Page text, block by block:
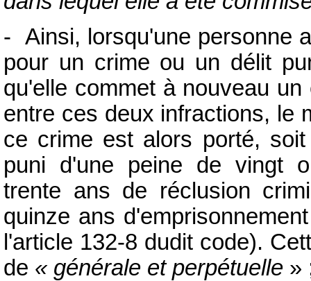
- Ainsi, lorsqu'une personne
pour un crime ou un délit
qu'elle commet à nouveau
entre ces deux infractions, le
ce crime est alors porté,
puni d'une peine de vingt
trente ans de réclusion
quinze ans
l'article 132-8 dudit code).
de « générale et perpétuelle »